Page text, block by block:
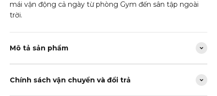
mái vận động cả ngày từ phòng Gym đến sân tập ngoài
trời.
Mô tả sản phẩm
Chính sách vận chuyển và đổi trả